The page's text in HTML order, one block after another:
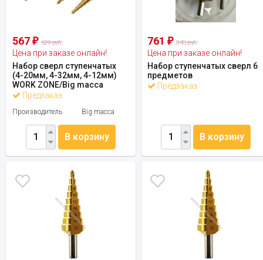
567 ₽ 629 руб.
Цена при заказе онлайн!
Набор сверл ступенчатых
(4-20мм, 4-32мм, 4-12мм)
WORK ZONE/Big macca
Предзаказ
Производитель Big macca
В корзину
761₽ 845 руб.
Цена при заказе онлайн!
Набор ступенчатых сверл 6
предметов
Предзаказ
В корзину